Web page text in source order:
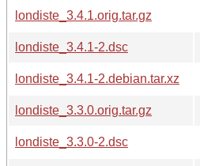
londiste_3.4.1.orig.tar.gz
londiste_3.4.1-2.dsc
londiste_3.4.1-2.debian.tar.xz
londiste_3.3.0.orig.tar.gz
londiste_3.3.0-2.dsc